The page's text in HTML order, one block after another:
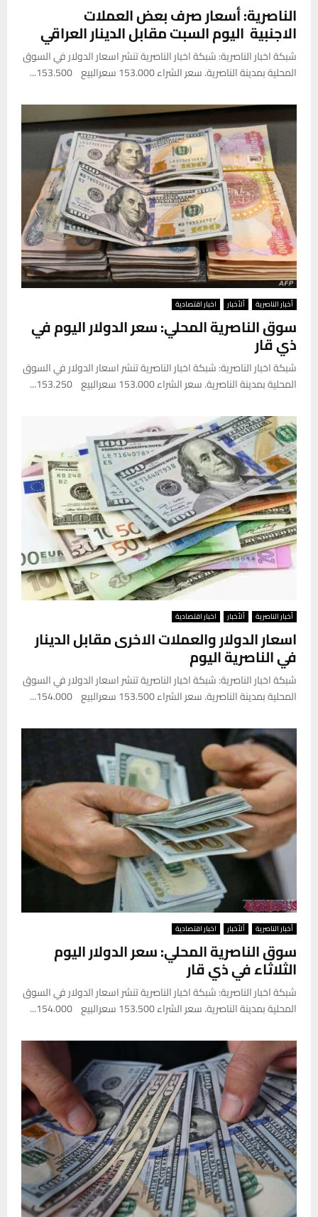
الناصرية: أسعار صرف بعض العملات
الاجنبية اليوم السبت مقابل الدينار العراقي
شبكة اخبار الناصرية: شبكة اخبار الناصرية تنشر اسعار الدولار في السوق
المحلية بمدينة الناصرية. سعر الشراء 153.000 سعرالبيع 153.500...
أخبار الناصرية ألأخبار اخبار اقتصادية
سوق الناصرية المحلي: سعر الدولار اليوم في
ذي قار
شبكة اخبار الناصرية: شبكة اخبار الناصرية تنشر اسعار الدولار في السوق
المحلية بمدينة الناصرية. سعر الشراء 153.000 سعرالبيع 153.250...
أخبار الناصرية ألأخبار اخبار اقتصادية
اسعار الدولار والعملات الاخرى مقابل الدينار
في الناصرية اليوم
شبكة اخبار الناصرية: شبكة اخبار الناصرية تنشر اسعار الدولار في السوق
المحلية بمدينة الناصرية. سعر الشراء 153.500 سعرالبيع 154.000...
أخبار الناصرية ألأخبار اخبار اقتصادية
سوق الناصرية المحلي: سعر الدولار اليوم
الثلاثاء في ذي قار
شبكة اخبار الناصرية: شبكة اخبار الناصرية تنشر اسعار الدولار في السوق
المحلية بمدينة الناصرية. سعر الشراء 153.500 سعرالبيع 154.000...